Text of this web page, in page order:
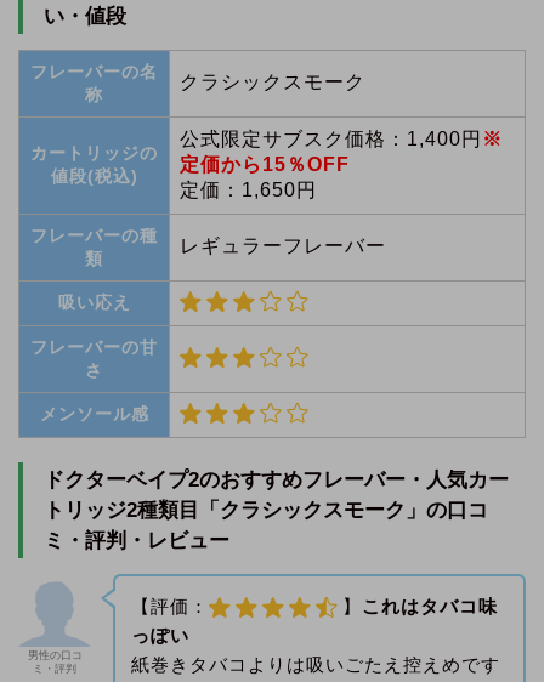
い・値段
フレーバーの名
称
クラシックスモーク
カートリッジの
値段(税込)
公式限定サブスク価格： 1,400円 ※
定価から 15％OFF
定価：1,650円
フレーバーの種
類
レギュラーフレーバー
吸い応え
フレーバーの甘
さ
メンソール感
ドクターベイプ2のおすすめフレーバー・人気カー
トリッジ2種類目「クラシックスモーク」の口コ
ミ・評判・レビュー
男性の口コ
ミ・評判
【評価： 】 これはタバコ味
っぽい
紙巻きタバコよりは吸いごたえ控えめです